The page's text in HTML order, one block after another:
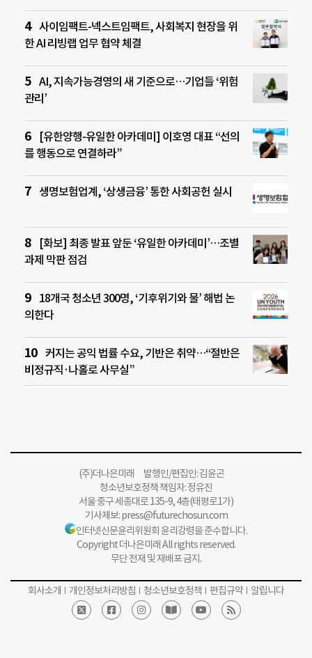
사이임팩트-넥스트임팩트, 사회복지 현장을 위
한 AI 리빙랩 업무 협약 체결
AI, 지속가능경영의 새 기준으로…기업들 ‘위험
관리’
[유한양행-유일한 아카데미] 이호영 대표 “선의
를 행동으로 연결하라”
생명보험업계, ‘상생금융’ 통한 사회공헌 실시
[화보] 최종 발표 앞둔 ‘유일한 아카데미’…조별
과제 막판 점검
18개국 청소년 300명, ‘기후위기와 물’ 해법 논
의한다
커지는 공익 법률 수요, 기반은 취약…“절반은
비정규직·나홀로 사무실”
(주)더나은미래 발행인/편집인: 김윤곤
청소년보호정책 책임자: 정유진
서울 중구 세종대로 135-9, 4층(태평로1가)
기사제보:press@futurechosun.com
인터넷신문윤리위원회 윤리강령을 준수합니다.
Copyright 더나은미래 All rights reserved.
무단 전재 및 재배포 금지.
회사소개 개인정보처리방침 청소년보호정책 편집규약 알립니다